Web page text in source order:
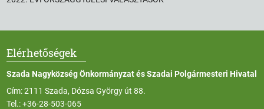
Elérhetőségek
Szada Nagyközség Önkormányzat és Szadai Polgármesteri Hivatal
Cím: 2111 Szada, Dózsa György út 88.
Tel.:+36-28-503-065